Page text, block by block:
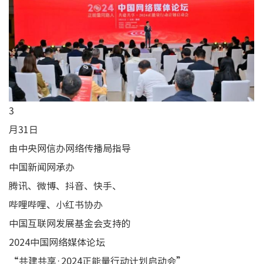
3
月31日
由中央网信办网络传播局指导
中国新闻网承办
腾讯、微博、抖音、快手、
哔哩哔哩、小红书协办
中国互联网发展基金会支持的
2024中国网络媒体论坛
“共建共享·2024正能量行动计划启动会”